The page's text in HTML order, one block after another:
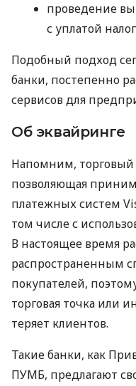
проведение
с уплатой
Подобный подход
банки, постепенно
сервисов для
Об эквайринге
Напомним, торговый
позволяющая
платежных систем
том числе с
В настоящее время
распространенным
покупателей,
торговая точка или
теряет клиентов.
Такие банки, как
ПУМБ, предлагают